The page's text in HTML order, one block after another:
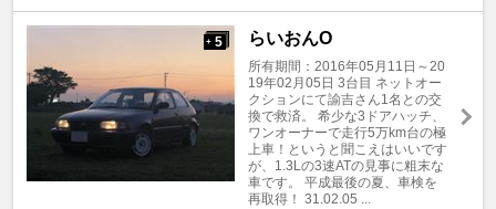
+ 5 らいおんO
所有期間：2016年05月11日～20
19年02月05日 3台目 ネットオー
クションにて諭吉さん1名との交
換で救済。 希少な3ドアハッチ、
ワンオーナーで走行5万km台の極
上車！というと聞こえはいいです
が、1.3Lの3速ATの見事に粗末な
車です。 平成最後の夏、車検を
再取得！ 31.02.05 ...